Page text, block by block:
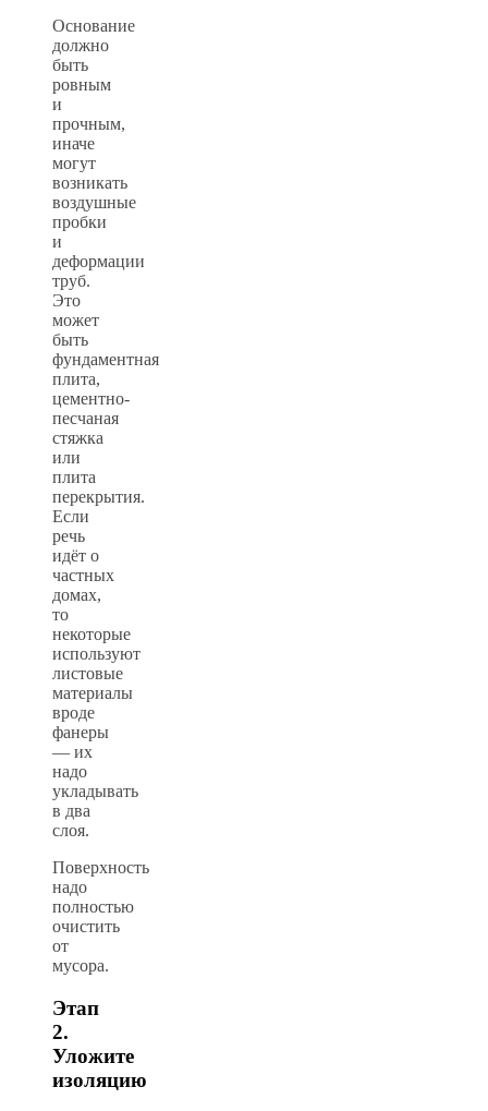
Основание
должно
быть
ровным
и
прочным,
иначе
могут
возникать
воздушные
пробки
и
деформации
труб.
Это
может
быть
фундаментная
плита,
цементно-
песчаная
стяжка
или
плита
перекрытия.
Если
речь
идёт о
частных
домах,
то
некоторые
используют
листовые
материалы
вроде
фанеры
— их
надо
укладывать
в два
слоя.
Поверхность
надо
полностью
очистить
от
мусора.
Этап
2.
Уложите
изоляцию